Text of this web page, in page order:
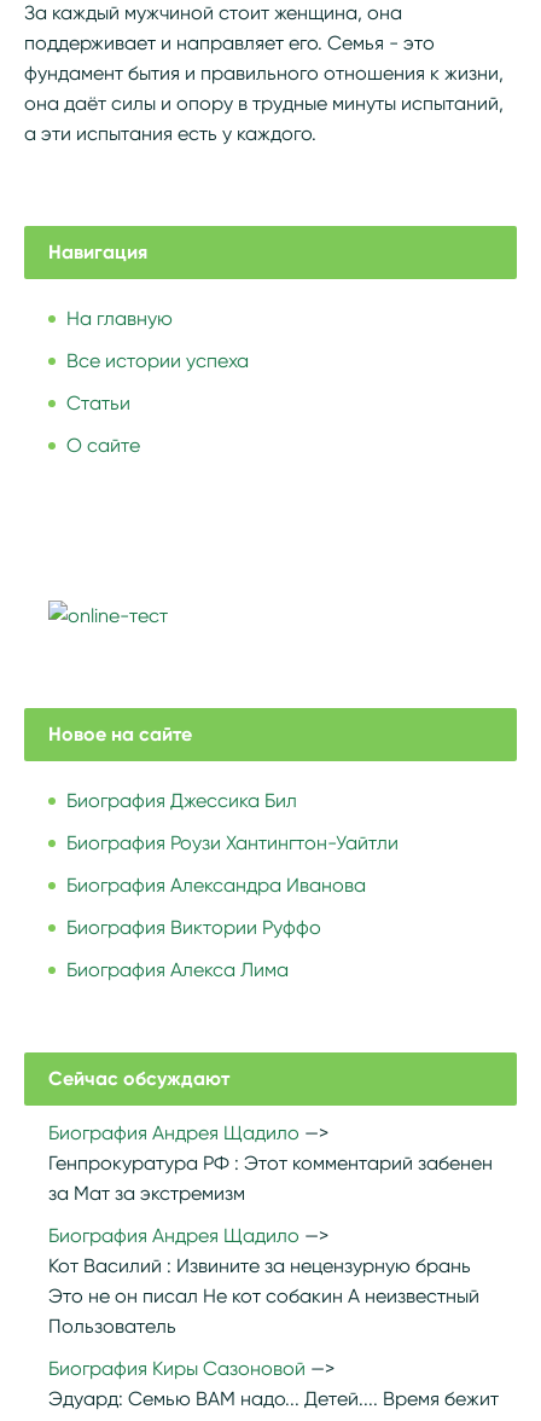
За каждый мужчиной стоит женщина, она
поддерживает и направляет его. Семья - это
фундамент бытия и правильного отношения к жизни,
она даёт силы и опору в трудные минуты испытаний,
а эти испытания есть у каждого.
Навигация
На главную
Все истории успеха
Статьи
О сайте
Новое на сайте
Биография Джессика Бил
Биография Роузи Хантингтон-Уайтли
Биография Александра Иванова
Биография Виктории Руффо
Биография Алекса Лима
Сейчас обсуждают
Биография Андрея Щадило
Генпрокуратура РФ : Этот комментарий забенен
за Мат за экстремизм
Биография Андрея Щадило
Кот Василий : Извините за нецензурную брань
Это не он писал Не кот собакин А неизвестный
Пользователь
Биография Киры Сазоновой
Эдуард: Семью ВАМ надо... Детей.... Время бежит